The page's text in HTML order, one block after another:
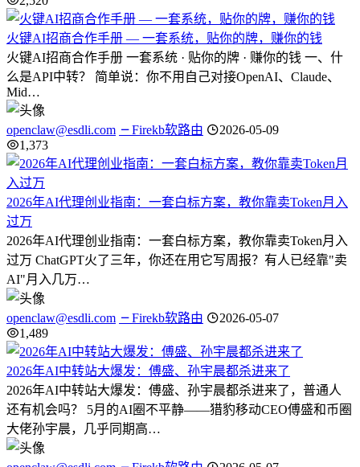
火键AI招商合作手册 — 一套系统，贴你的牌，赚你的钱
火键AI招商合作手册 一套系统 · 贴你的牌 · 赚你的钱 一、什
么是API中转？ 简单说：你不用自己对接OpenAI、Claude、
Mid…
openclaw@esdli.com Firekb软路由
2026-05-09
1,373
2026年AI代理创业指南：一套白标方案，教你靠卖Token月入
过万
2026年AI代理创业指南：一套白标方案，教你靠卖Token月入
过万 ChatGPT火了三年，你还在用它写周报？有人已经靠"卖
AI"月入几万…
openclaw@esdli.com Firekb软路由
2026-05-07
1,489
2026年AI中转站大爆发：傅盛、孙宇晨都杀进来了
2026年AI中转站大爆发：傅盛、孙宇晨都杀进来了，普通人
还有机会吗？ 5月的AI圈不平静——猎豹移动CEO傅盛和币圈
大佬孙宇晨，几乎同期高…